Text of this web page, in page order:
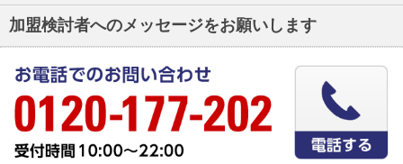
加盟検討者へのメッセージをお願いします